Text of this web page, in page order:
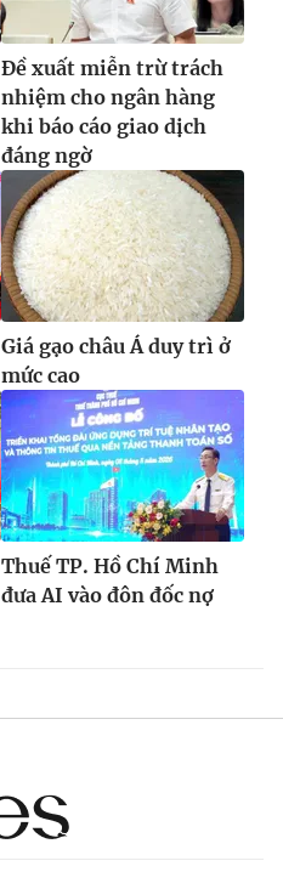
Đề xuất miễn trừ trách
nhiệm cho ngân hàng
khi báo cáo giao dịch
đáng ngờ
Giá gạo châu Á duy trì ở
mức cao
Thuế TP. Hồ Chí Minh
đưa AI vào đôn đốc nợ